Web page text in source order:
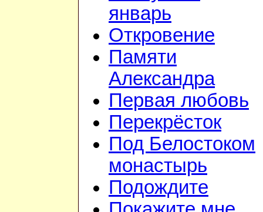
январь
Откровение
Памяти
Александра
Первая любовь
Перекрёсток
Под Белостоком
монастырь
Подождите